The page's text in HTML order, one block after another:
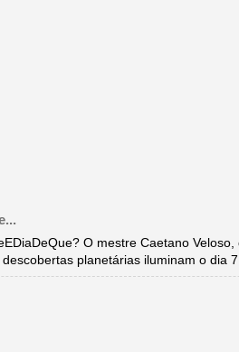
O mestre Caetano
planetárias iluminam o dia 7